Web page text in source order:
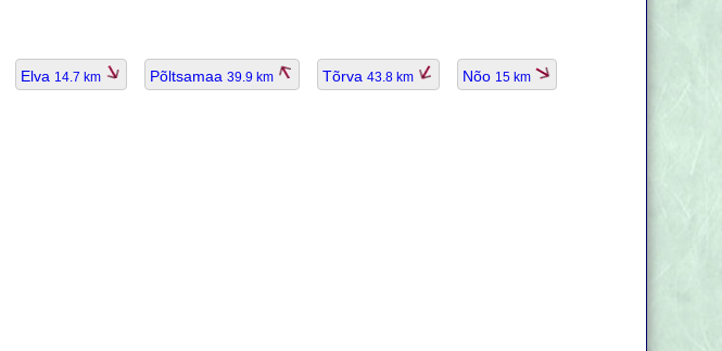
Elva 14.7 km Põltsamaa 39.9 km Tõrva 43.8 km Nõo 15 km